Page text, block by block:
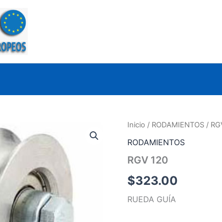
Inicio / RODAMIENTOS /
RODAMIENTOS
RGV 120
$323.00
RUEDA GUÍA